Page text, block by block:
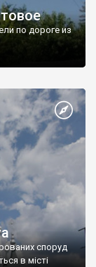
по дороге из
споруд
в місті